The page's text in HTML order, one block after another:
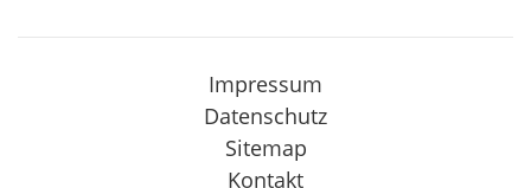
Impressum
Datenschutz
Sitemap
Kontakt